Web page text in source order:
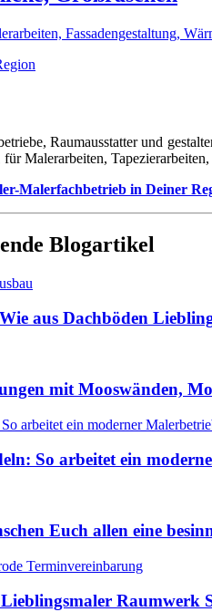
Fassadengestaltung,
Raumausstatter und
Malerarbeiten,
Malerfachbetrieb in Deiner
Blogartikel
aus Dachböden
mit Mooswänden,
So arbeitet ein
Euch allen eine
Raumwerk